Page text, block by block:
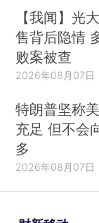
【我闻】光
售背后隐情
败案被查
2026年08月07日
特朗普坚称
充足 但不会
多
2026年08月07日